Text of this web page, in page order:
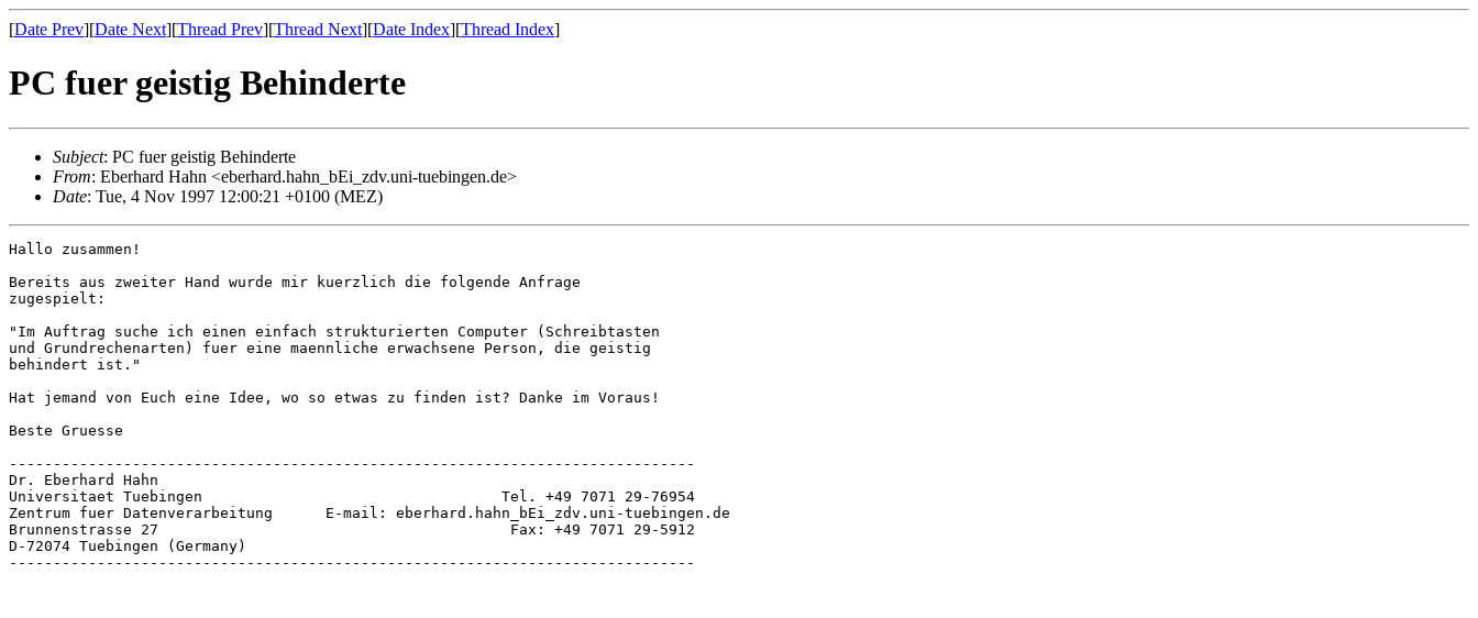
[Date Prev][Date Next][Thread Prev][Thread Next][Date Index][Thread Index]
PC fuer geistig Behinderte
Subject: PC fuer geistig Behinderte
From: Eberhard Hahn <eberhard.hahn_bEi_zdv.uni-tuebingen.de>
Date: Tue, 4 Nov 1997 12:00:21 +0100 (MEZ)
Hallo zusammen!
Bereits aus zweiter Hand wurde mir kuerzlich die folgende Anfrage
zugespielt:
"Im Auftrag suche ich einen einfach strukturierten Computer (Schreibtasten
und Grundrechenarten) fuer eine maennliche erwachsene Person, die geistig
behindert ist."
Hat jemand von Euch eine Idee, wo so etwas zu finden ist? Danke im Voraus!
Beste Gruesse
------------------------------------------------------------------------------
Dr. Eberhard Hahn
Universitaet Tuebingen                                  Tel. +49 7071 29-76954
Zentrum fuer Datenverarbeitung      E-mail: eberhard.hahn_bEi_zdv.uni-tuebingen.de
Brunnenstrasse 27                                        Fax: +49 7071 29-5912
D-72074 Tuebingen (Germany)
------------------------------------------------------------------------------